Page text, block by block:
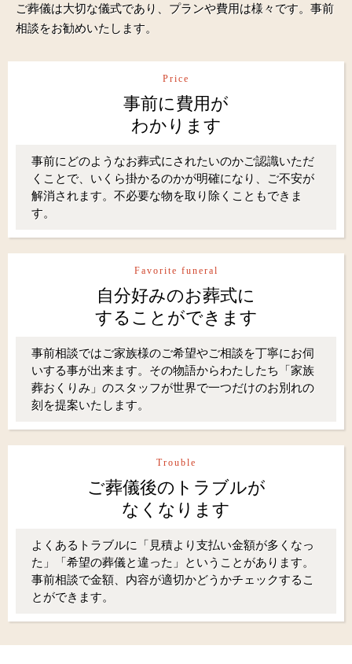
ご葬儀は大切な儀式であり、プランや費用は様々です。事前
相談をお勧めいたします。
Price
事前に費用が
わかります
事前にどのようなお葬式にされたいのかご認識いただ
くことで、いくら掛かるのかが明確になり、ご不安が
解消されます。不必要な物を取り除くこともできま
す。
Favorite funeral
自分好みのお葬式に
することができます
事前相談ではご家族様のご希望やご相談を丁寧にお伺
いする事が出来ます。その物語からわたしたち「家族
葬おくりみ」のスタッフが世界で一つだけのお別れの
刻を提案いたします。
Trouble
ご葬儀後のトラブルが
なくなります
よくあるトラブルに「見積より支払い金額が多くなっ
た」「希望の葬儀と違った」ということがあります。
事前相談で金額、内容が適切かどうかチェックするこ
とができます。